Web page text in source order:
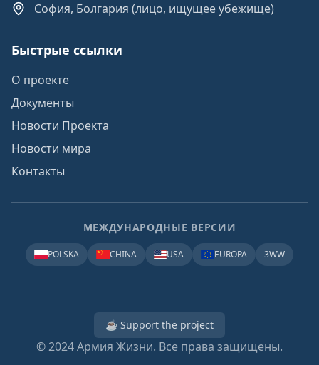
София, Болгария (лицо, ищущее убежище)
Быстрые ссылки
О проекте
Документы
Новости Проекта
Новости мира
Контакты
МЕЖДУНАРОДНЫЕ ВЕРСИИ
POLSKA CHINA USA EUROPA 3WW
☕ Support the project
© 2024Армия Жизни. Все права защищены.